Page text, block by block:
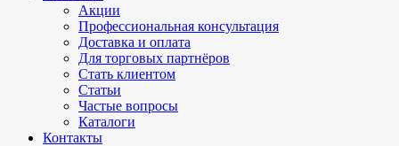
Акции
Профессиональная консультация
Доставка и оплата
Для торговых партнёров
Стать клиентом
Статьи
Частые вопросы
Каталоги
Контакты